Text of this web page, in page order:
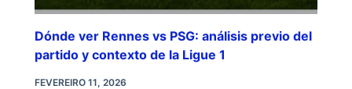
Dónde ver Rennes vs PSG: análisis previo del
partido y contexto de la Ligue 1
FEVEREIRO 11, 2026